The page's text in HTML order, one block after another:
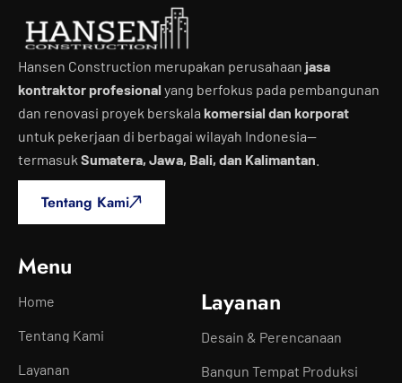
Hansen Construction merupakan perusahaan jasa
kontraktor profesional yang berfokus pada pembangunan
dan renovasi proyek berskala komersial dan korporat
untuk pekerjaan di berbagai wilayah Indonesia—
termasuk Sumatera, Jawa, Bali, dan Kalimantan
Tentang Kami
Menu
Home
Tentang Kami
Layanan
Layanan
Desain & Perencanaan
Bangun Tempat Produksi